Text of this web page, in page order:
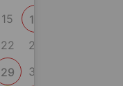
15
16
22
23
29
30